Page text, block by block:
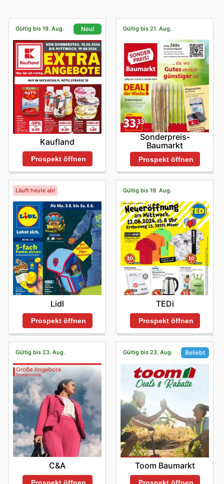
Gültig bis 19. Aug. Neu!
Kaufland
Prospekt öffnen
Gültig bis 21. Aug.
Sonderpreis-
Baumarkt
Prospekt öffnen
Läuft heute ab!
Lidl
Prospekt öffnen
Gültig bis 19. Aug.
TEDi
Prospekt öffnen
Gültig bis 23. Aug.
C&A
Gültig bis 23. Aug. Beliebt
Toom Baumarkt